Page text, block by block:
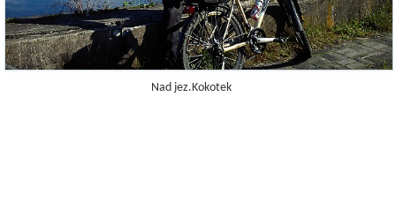
Nad jez.Kokotek